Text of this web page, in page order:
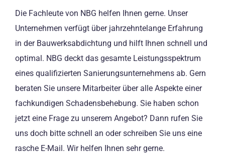
Die Fachleute von NBG helfen Ihnen gerne. Unser
Unternehmen verfügt über jahrzehntelange Erfahrung
in der Bauwerksabdichtung und hilft Ihnen schnell und
optimal. NBG deckt das gesamte Leistungsspektrum
eines qualifizierten Sanierungsunternehmens ab. Gern
beraten Sie unsere Mitarbeiter über alle Aspekte einer
fachkundigen Schadensbehebung. Sie haben schon
jetzt eine Frage zu unserem Angebot? Dann rufen Sie
uns doch bitte schnell an oder schreiben Sie uns eine
rasche E-Mail. Wir helfen Ihnen sehr gerne.